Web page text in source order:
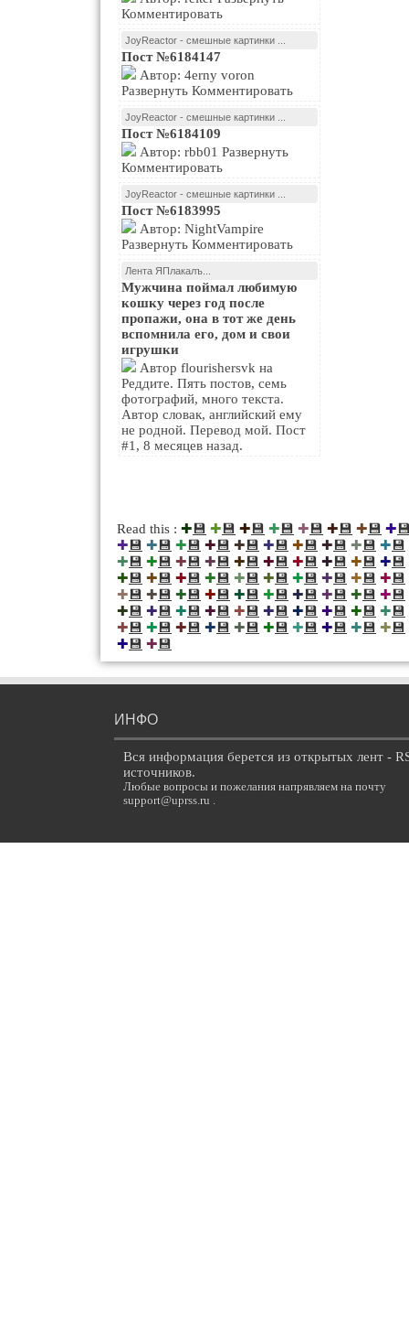
Комментировать
JoyReactor - смешные картинки ...
Пост №6184147
Развернуть Комментировать
JoyReactor - смешные картинки ...
Пост №6184109
Комментировать
JoyReactor - смешные картинки ...
Пост №6183995
Развернуть Комментировать
Лента ЯПлакалъ...
Мужчина поймал любимую
кошку через год после
пропажи, она в тот же день
вспомнила его, дом и свои
игрушки
Реддите. Пять постов, семь
фотографий, много текста.
Автор словак, английский ему
не родной. Перевод мой. Пост
#1, 8 месяцев назад.
Read this : ✚💾 ✚💾 ✚💾 ✚💾 ✚💾 ✚💾 ✚💾 ✚
✚💾 ✚💾 ✚💾 ✚💾 ✚💾 ✚💾 ✚💾 ✚💾 ✚💾 ✚💾
✚💾 ✚💾 ✚💾 ✚💾 ✚💾 ✚💾 ✚💾 ✚💾 ✚💾 ✚💾
✚💾 ✚💾 ✚💾 ✚💾 ✚💾 ✚💾 ✚💾 ✚💾 ✚💾 ✚💾
✚💾 ✚💾 ✚💾 ✚💾 ✚💾 ✚💾 ✚💾 ✚💾 ✚💾 ✚💾
✚💾 ✚💾 ✚💾 ✚💾 ✚💾 ✚💾 ✚💾 ✚💾 ✚💾 ✚💾
✚💾 ✚💾 ✚💾 ✚💾 ✚💾 ✚💾 ✚💾 ✚💾 ✚💾 ✚💾
✚💾 ✚💾
ИНФО
Вся информация берется из открытых лент -
источников.
Любые вопросы и пожелания напрявляем на почту
support@uprss.ru .